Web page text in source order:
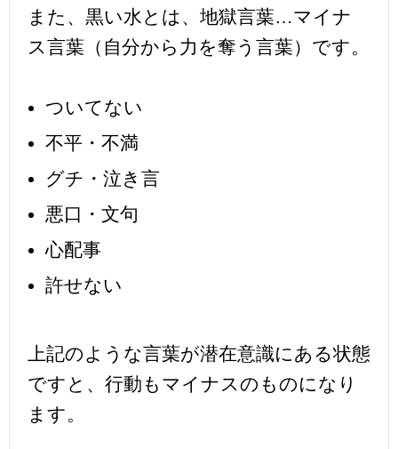
また、黒い水とは、地獄言葉…マイナ
ス言葉（自分から力を奪う言葉）です。
ついてない
不平・不満
グチ・泣き言
悪口・文句
心配事
許せない
上記のような言葉が潜在意識にある状態
ですと、行動もマイナスのものになり
ます。